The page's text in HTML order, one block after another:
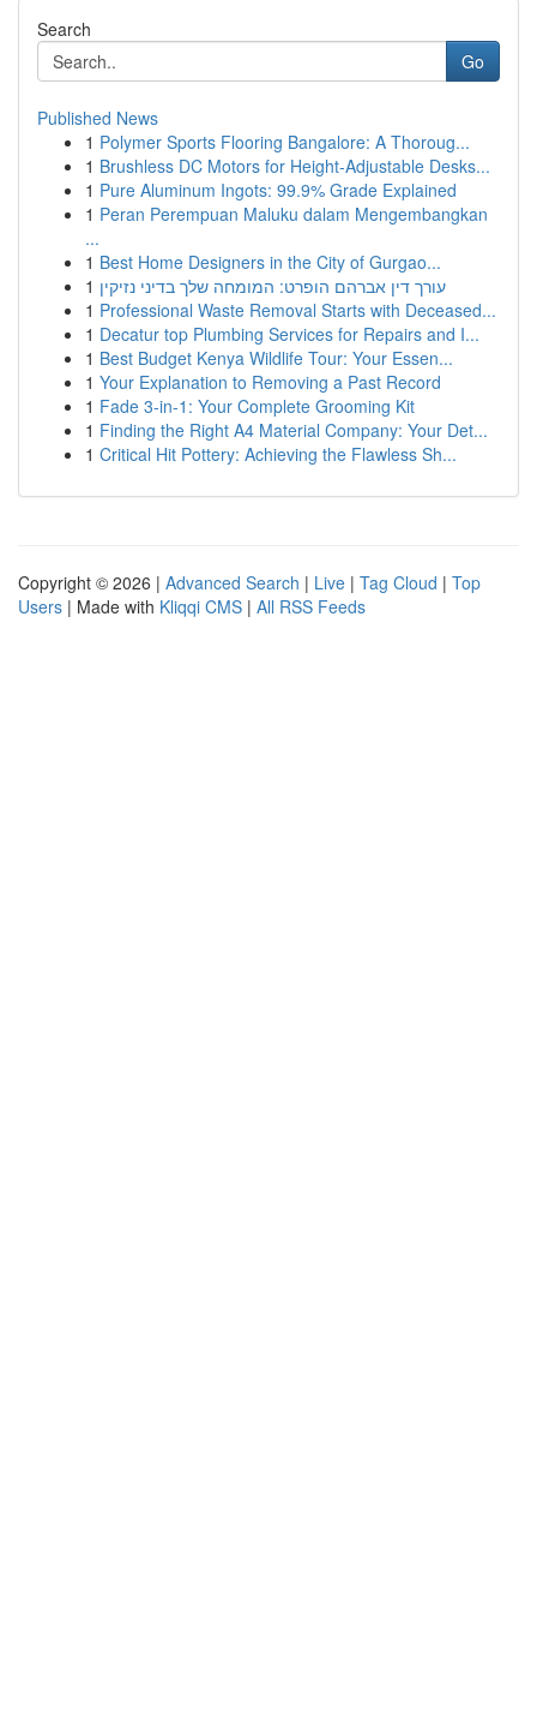
Search
Go
Published News
1 Polymer Sports Flooring Bangalore: A Thoroug...
1 Brushless DC Motors for Height-Adjustable Desks...
1 Pure Aluminum Ingots: 99.9% Grade Explained
1 Peran Perempuan Maluku dalam Mengembangkan
...
1 Best Home Designers in the City of Gurgao...
1 עורך דין אברהם הופרט: המומחה שלך בדיני נזיקין
1 Professional Waste Removal Starts with Deceased...
1 Decatur top Plumbing Services for Repairs and I...
1 Best Budget Kenya Wildlife Tour: Your Essen...
1 Your Explanation to Removing a Past Record
1 Fade 3-in-1: Your Complete Grooming Kit
1 Finding the Right A4 Material Company: Your Det...
1 Critical Hit Pottery: Achieving the Flawless Sh...
Copyright © 2026 | Advanced Search | Live | Tag Cloud | Top
Users | Made with Kliqqi CMS | All RSS Feeds